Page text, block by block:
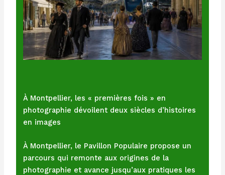
À Montpellier, les « premières fois » en
photographie dévoilent deux siècles d’histoires
en images
À Montpellier, le Pavillon Populaire propose un
parcours qui remonte aux origines de la
photographie et avance jusqu’aux pratiques les